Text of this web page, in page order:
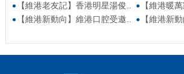
【維港老友記】香港明星湯俊明驚喜現身維港口腔 擔任明星一日店長！
【維港暖萬家】端午
【維港新動向】維港口腔受邀參與第五屆香港潮州節 共促潮州文化傳承
【維港新動向】維港口腔出席香